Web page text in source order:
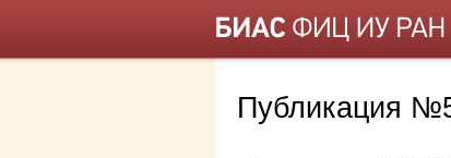
Публикация